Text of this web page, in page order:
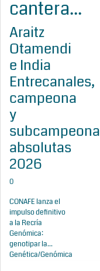
cantera...
Araitz
Otamendi
e India
Entrecanales,
campeona
y
subcampeona
absolutas
2026
0
CONAFE lanza el
impulso definitivo
a la Recría
Genómica:
genotipar la...
Genética/Genómica